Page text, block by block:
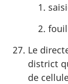
Le
district
de